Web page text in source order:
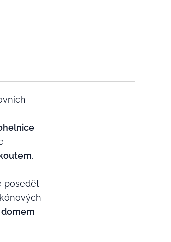
.
posedět
domem